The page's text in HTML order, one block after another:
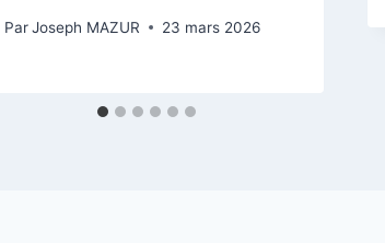
Par Joseph MAZUR 23 mars 2026